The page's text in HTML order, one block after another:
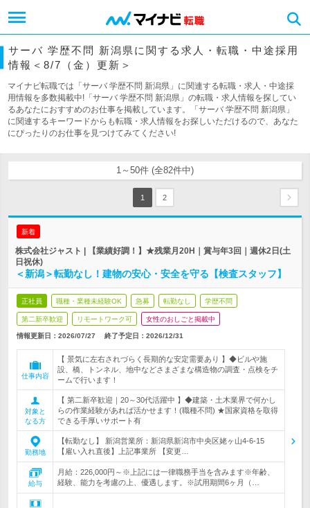
サーバ 学歴不問 新潟県に関する求人・転職・中途採用
情報＜8/7（金）更新＞
マイナビ転職では「サーバ 学歴不問 新潟県」に関連する転職・求人・中途採
用情報を多数掲載中!「サーバ 学歴不問 新潟県」の転職・求人情報を探してい
るあなたにおすすめのお仕事を掲載しています。「サーバ 学歴不問 新潟県」
に関連するキーワードからも転職・求人情報をお探しいただけるので、あなた
にぴったりのお仕事を見つけてみてください!
1～50件 (全82件中)
1 2
新着
株式会社ジャスト | 【業績好調！】★残業月20H｜賞与年3回｜週休2日(土
日祝休)
＜新潟＞転勤なし！建物の安心・安全を守る【検査スタッフ】
正社員 職種・業種未経験OK 急募 転勤なし 学歴不問
第二新卒歓迎 リモートワーク可 女性のおしごと掲載中
情報更新日：2026/07/27 終了予定日： 2026/12/31
仕事内容
【 景気に左右されづらく長期的な安定需要あり 】◆ビルや施
設、橋、トンネル、地中などさまざまな構造物の調査・点検をチ
ームで行います！
対象と
なる方
【 第二新卒歓迎｜20～30代活躍中 】◆建築・土木業界で何かし
らの作業経験があれば活かせます！(職種不問) ★国家資格を取得
できる手厚いサポート有
勤務地
【転勤なし】 新潟営業所：新潟県新潟市中央区姥ヶ山4-6-15
【雇い入れ直後】上記事業所 【変更…
給与
月給：226,000円～※上記には一律職務手当を含みます※年齢、
経験、能力を考慮の上、優遇します。※試用期間6ヶ月（…